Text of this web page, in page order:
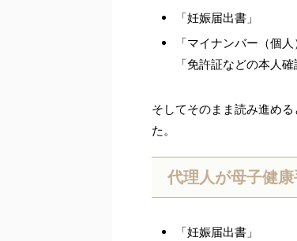
「妊娠届出書」
「マイナンバー（個
「免許証などの本人
そしてそのまま読み進め
た。
代理人が母子健
「妊娠届出書」